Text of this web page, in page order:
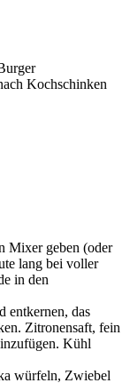
Kochschinken
Mixer geben (oder
lang bei voller
in den
entkernen, das
Zitronensaft, fein
Kühl
würfeln, Zwiebel